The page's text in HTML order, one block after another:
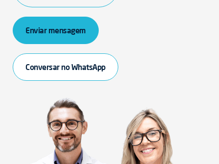
Enviar mensagem
Conversar no WhatsApp